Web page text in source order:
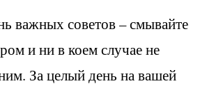
важных советов – смывайте
и ни в коем случае не
За целый день на вашей